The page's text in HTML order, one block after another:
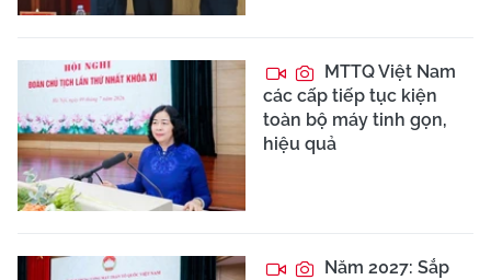
MTTQ Việt Nam
các cấp tiếp tục kiện
toàn bộ máy tinh gọn,
hiệu quả
Năm 2027: Sắp